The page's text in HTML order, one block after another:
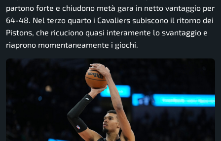
partono forte e chiudono metà gara in netto vantaggio per
64-48. Nel terzo quarto i Cavaliers subiscono il ritorno dei
Pistons, che ricuciono quasi interamente lo svantaggio e
riaprono momentaneamente i giochi.